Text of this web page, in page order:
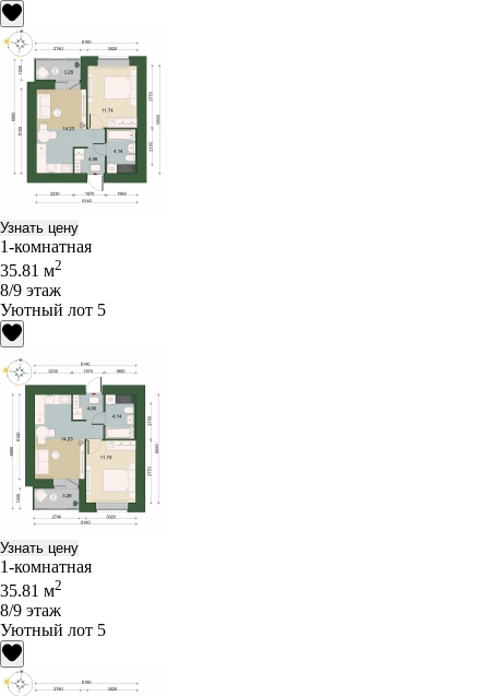
Узнать цену
1-комнатная
35.81 м2
8/9 этаж
Уютный лот 5
Узнать цену
1-комнатная
35.81 м2
8/9 этаж
Уютный лот 5